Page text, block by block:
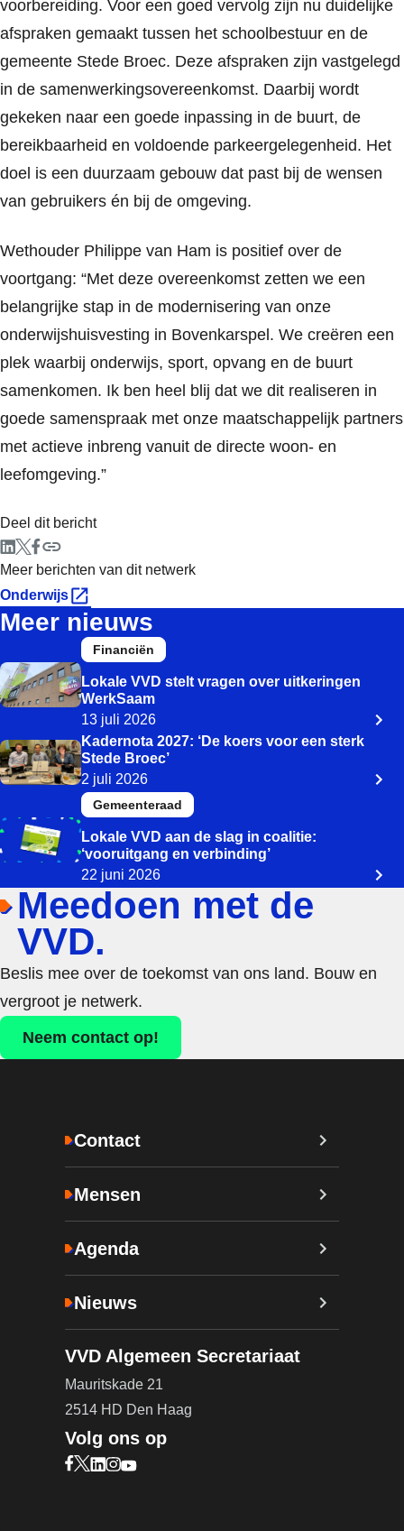
voorbereiding. Voor een goed vervolg zijn nu duidelijke
afspraken gemaakt tussen het schoolbestuur en de
gemeente Stede Broec. Deze afspraken zijn vastgelegd
in de samenwerkingsovereenkomst. Daarbij wordt
gekeken naar een goede inpassing in de buurt, de
bereikbaarheid en voldoende parkeergelegenheid. Het
doel is een duurzaam gebouw dat past bij de wensen
van gebruikers én bij de omgeving.
Wethouder Philippe van Ham is positief over de
voortgang: “Met deze overeenkomst zetten we een
belangrijke stap in de modernisering van onze
onderwijshuisvesting in Bovenkarspel. We creëren een
plek waarbij onderwijs, sport, opvang en de buurt
samenkomen. Ik ben heel blij dat we dit realiseren in
goede samenspraak met onze maatschappelijk partners
met actieve inbreng vanuit de directe woon- en
leefomgeving.”
Deel dit bericht
Meer berichten van dit netwerk
Onderwijs
Meer nieuws
Lokale VVD stelt vragen over uitkeringen
WerkSaam
Financiën
13 juli 2026
Kadernota 2027: ‘De koers voor een sterk
Stede Broec’
2 juli 2026
Lokale VVD aan de slag in coalitie:
‘vooruitgang en verbinding’
Gemeenteraad
22 juni 2026
Meedoen met de
VVD.
Beslis mee over de toekomst van ons land. Bouw en
vergroot je netwerk.
Neem contact op!
Contact
Mensen
Agenda
Nieuws
VVD Algemeen Secretariaat
Mauritskade 21
2514 HD Den Haag
Volg ons op
Bezoek onze Facebook pagina (opent in nieuw
Bezoek onze X pagina (opent in nieuw tabblad)
Bezoek onze LinkedIn pagina (opent in nieuw
Bezoek onze Instagram pagina (opent in
Bezoek onze YouTube pagina (opent in